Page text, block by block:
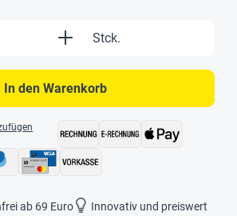
Gib den gewünschten
Stck.
In den Warenkorb
ab 69 Euro
Innovativ und preiswert